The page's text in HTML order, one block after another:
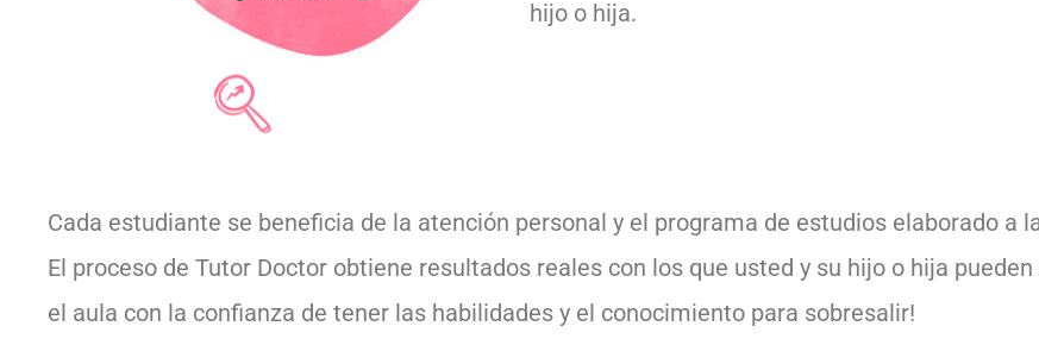
hijo o hija.
Cada estudiante se beneficia de la atención personal y el programa de estudios elaborado a
El proceso de Tutor Doctor obtiene resultados reales con los que usted y su hijo o hija
el aula con la confianza de tener las habilidades y el conocimiento para sobresalir!